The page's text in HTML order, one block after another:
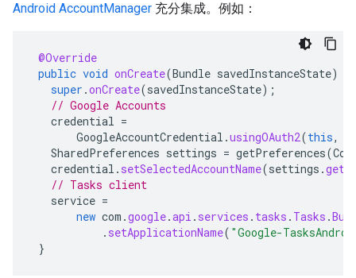
Android AccountManager 充分集成。例如：
@Override
public void onCreate(Bundle savedInstanceState)
super .onCreate(savedInstanceState);
// Google Accounts
credential =
GoogleAccountCredential .usingOAuth2(this,
SharedPreferences settings = getPreferences(
credential . setSelectedAccountName(settings .
// Tasks client
service =
new com .google.api . services . tasks . Tasks .
. setApplicationName( "Google-
}